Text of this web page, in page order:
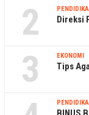
2 Direksi
3 EKONOMI
Tips